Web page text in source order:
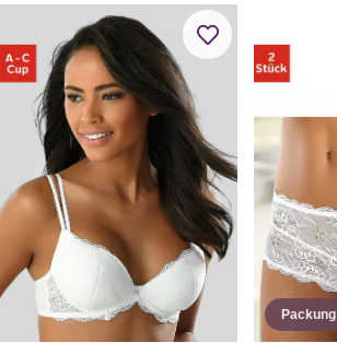
Packung